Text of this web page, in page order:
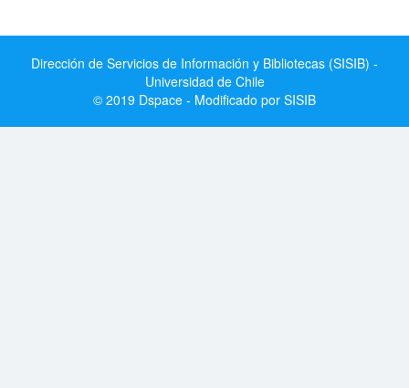
Dirección de Servicios de Información y Bibliotecas (SISIB) -
Universidad de Chile
© 2019 Dspace - Modificado por SISIB